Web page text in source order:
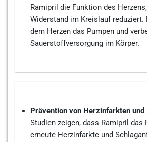
Ramipril die Funktion des
Widerstand im Kreislauf
dem Herzen das Pumpen und
Sauerstoffversorgung im Körper.
Prävention von Herzinfarkten und
Studien zeigen, dass Ramipril das
erneute Herzinfarkte und